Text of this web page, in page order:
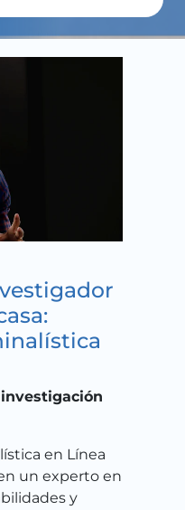
en Línea
un experto en
y